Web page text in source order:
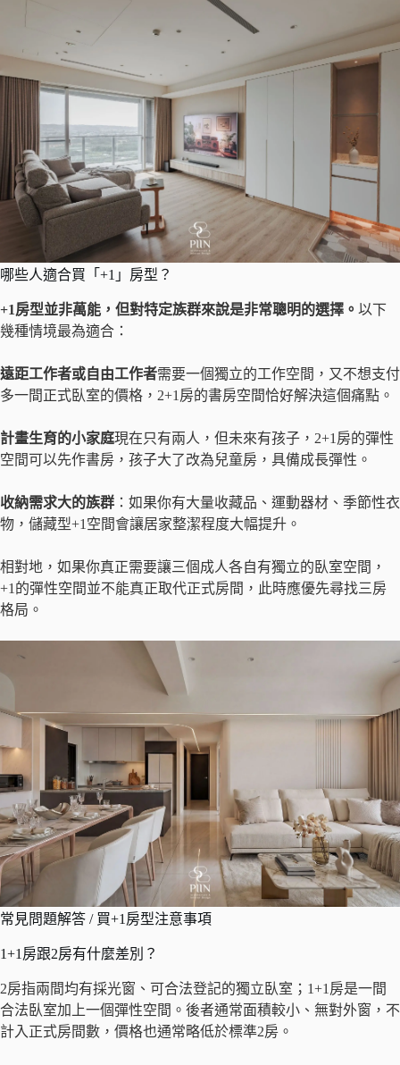
哪些人適合買「+1」房型？
+1房型並非萬能，但對特定族群來說是非常聰明的選擇。 以下
幾種情境最為適合：
遠距工作者或自由工作者需要一個獨立的工作空間，又不想支付
多一間正式臥室的價格，2+1房的書房空間恰好解決這個痛點。
計畫生育的小家庭現在只有兩人，但未來有孩子，2+1房的彈性
空間可以先作書房，孩子大了改為兒童房，具備成長彈性。
收納需求大的族群 ：如果你有大量收藏品、運動器材、季節性衣
物，儲藏型+1空間會讓居家整潔程度大幅提升。
相對地，如果你真正需要讓三個成人各自有獨立的臥室空間，
+1的彈性空間並不能真正取代正式房間，此時應優先尋找三房
格局。
常見問題解答 / 買+1房型注意事項
1+1房跟2房有什麼差別？
2房指兩間均有採光窗、可合法登記的獨立臥室；1+1房是一間
合法臥室加上一個彈性空間。後者通常面積較小、無對外窗，不
計入正式房間數，價格也通常略低於標準2房。